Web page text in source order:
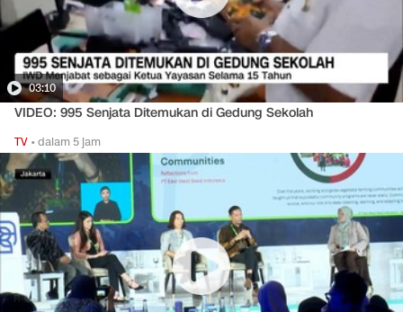
03:10
VIDEO: 995 Senjata Ditemukan di Gedung Sekolah
TV •dalam 5 jam